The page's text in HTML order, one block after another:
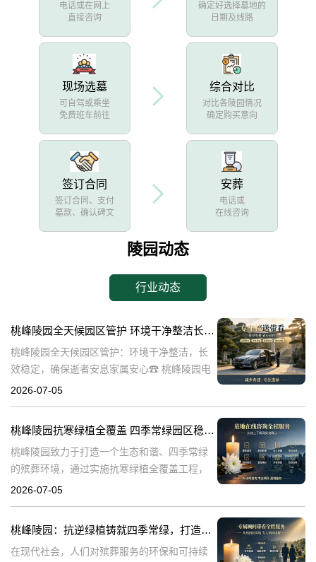
电话或在网上
直接咨询
确定好选择墓地的
日期及线路
现场选墓
可自驾或乘坐
免费班车前往
综合对比
对比各陵园情况
确定购买意向
签订合同
签订合同、支付
墓款、确认碑文
安葬
电话或
在线咨询
陵园动态
行业动态
桃峰陵园全天候园区管护 环境干净整洁长效稳定，确保逝者安息家属安心
桃峰陵园全天候园区管护：环境干净整洁，长
效稳定，确保逝者安息家属安心☎ 桃峰陵园电
话:400-838-5063在生命的终点，我们最希望的
2026-07-05
桃峰陵园抗寒绿植全覆盖 四季常绿园区稳定美观：打造生态和谐殡葬环境
桃峰陵园致力于打造一个生态和谐、四季常绿
的殡葬环境，通过实施抗寒绿植全覆盖工程，
不仅提升了园区的美观度，也确保了园区的稳
2026-07-05
桃峰陵园：抗逆绿植铸就四季常绿，打造生态绿色殡葬典范
在现代社会，人们对殡葬服务的环保和可持续